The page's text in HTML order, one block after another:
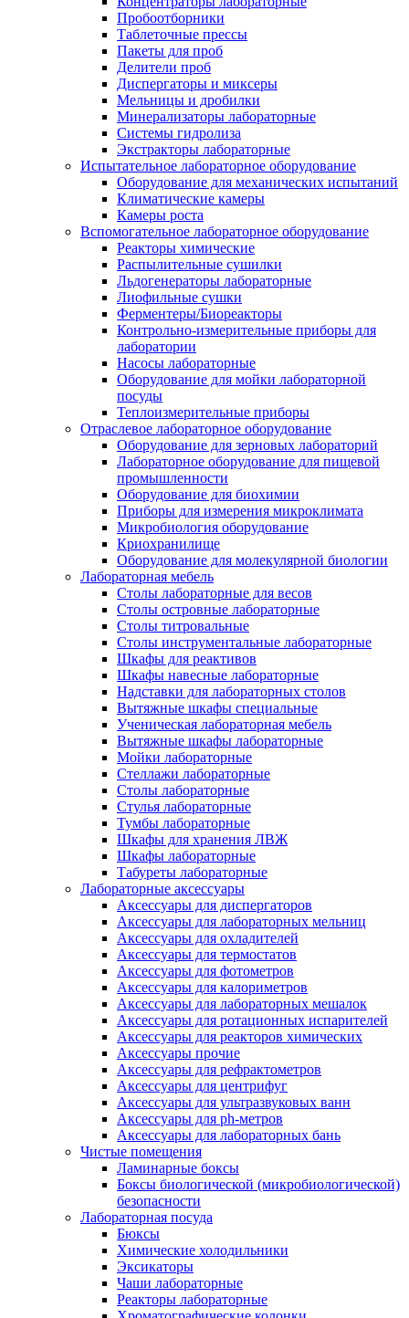
Пробоотборники
Таблеточные прессы
Пакеты для проб
Делители проб
Диспергаторы и миксеры
Мельницы и дробилки
Минерализаторы лабораторные
Системы гидролиза
Экстракторы лабораторные
Испытательное лабораторное оборудование
Оборудование для механических испытаний
Климатические камеры
Камеры роста
Вспомогательное лабораторное оборудование
Реакторы химические
Распылительные сушилки
Льдогенераторы лабораторные
Лиофильные сушки
Ферментеры/Биореакторы
Контрольно-измерительные приборы для
лаборатории
Насосы лабораторные
Оборудование для мойки лабораторной
посуды
Теплоизмерительные приборы
Отраслевое лабораторное оборудование
Оборудование для зерновых лабораторий
Лабораторное оборудование для пищевой
промышленности
Оборудование для биохимии
Приборы для измерения микроклимата
Микробиология оборудование
Криохранилище
Оборудование для молекулярной биологии
Лабораторная мебель
Столы лабораторные для весов
Столы островные лабораторные
Столы титровальные
Столы инструментальные лабораторные
Шкафы для реактивов
Шкафы навесные лабораторные
Надставки для лабораторных столов
Вытяжные шкафы специальные
Ученическая лабораторная мебель
Вытяжные шкафы лабораторные
Мойки лабораторные
Стеллажи лабораторные
Столы лабораторные
Стулья лабораторные
Тумбы лабораторные
Шкафы для хранения ЛВЖ
Шкафы лабораторные
Табуреты лабораторные
Лабораторные аксессуары
Аксессуары для диспергаторов
Аксессуары для лабораторных мельниц
Аксессуары для охладителей
Аксессуары для термостатов
Аксессуары для фотометров
Аксессуары для калориметров
Аксессуары для лабораторных мешалок
Аксессуары для ротационных испарителей
Аксессуары для реакторов химических
Аксессуары прочие
Аксессуары для рефрактометров
Аксессуары для центрифуг
Аксессуары для ультразвуковых ванн
Аксессуары для ph-метров
Аксессуары для лабораторных бань
Чистые помещения
Ламинарные боксы
Боксы биологической (микробиологической)
безопасности
Лабораторная посуда
Бюксы
Химические холодильники
Эксикаторы
Чаши лабораторные
Реакторы лабораторные